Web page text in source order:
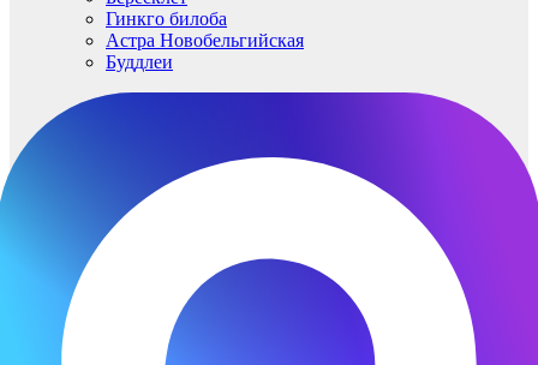
Гинкго билоба
Астра Новобельгийская
Буддлеи